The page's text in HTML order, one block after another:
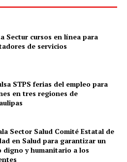
Sectur cursos en línea para
de servicios
STPS ferias del empleo para
en tres regiones de
Sector Salud Comité Estatal de
en Salud para garantizar un
digno y humanitario a los